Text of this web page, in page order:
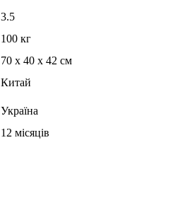
3.5
100 кг
70 х 40 х 42 см
Китай
Україна
12 місяців